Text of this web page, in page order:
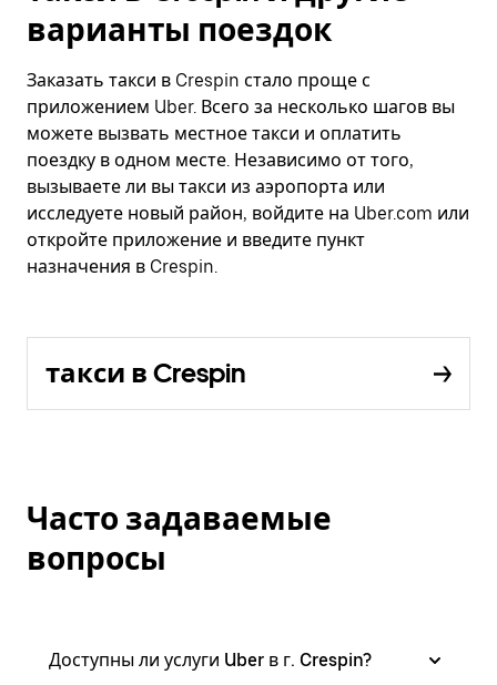
варианты поездок
Заказать такси в Crespin стало проще с
приложением Uber. Всего за несколько шагов вы
можете вызвать местное такси и оплатить
поездку в одном месте. Независимо от того,
вызываете ли вы такси из аэропорта или
исследуете новый район, войдите на Uber.com или
откройте приложение и введите пункт
назначения в Crespin.
такси в Crespin
Часто задаваемые
вопросы
Доступны ли услуги Uber в г. Crespin?